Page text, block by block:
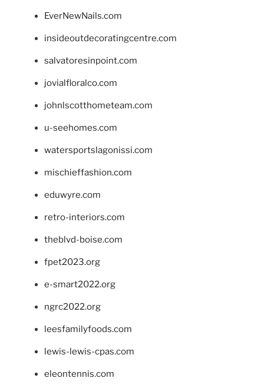
EverNewNails.com
insideoutdecoratingcentre.com
salvatoresinpoint.com
jovialfloralco.com
johnlscotthometeam.com
u-seehomes.com
watersportslagonissi.com
mischieffashion.com
eduwyre.com
retro-interiors.com
theblvd-boise.com
fpet2023.org
e-smart2022.org
ngrc2022.org
leesfamilyfoods.com
lewis-lewis-cpas.com
eleontennis.com